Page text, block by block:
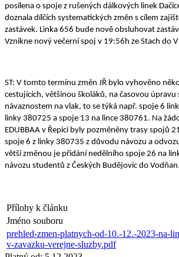
posílena o spoje z rušených dálkových linek
doznala dílčích systematických změn s cílem
zastávek. Linka 656 bude nově obsluhovat
Vznikne nový večerní spoj v 19:56h ze Stach do
ST: V tomto termínu změn JŘ bylo vyhověno
cestujících, většinou školáků, na časovou úpravu
návaznostem na vlak, to se týká např. spoje 6
linky 380725 a spoje 13 na lince 380761. Na
EDUBBAA v Řepici byly pozměněny trasy spojů
spoje 6 z linky 380735 z důvodu návozu a
větší změnou je přidání nedělního spoje 26 na
návozu studentů z Českých Budějovic do Vodňan.
Přílohy k článku
Jméno souboru
prehled-zmen-platnych-od-10.-12.-2023-na-
v-zavazku-verejne-sluzby.pdf